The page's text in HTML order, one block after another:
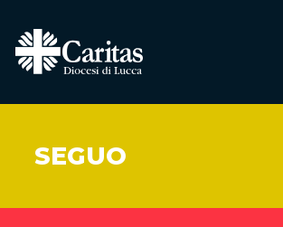
SEGUO